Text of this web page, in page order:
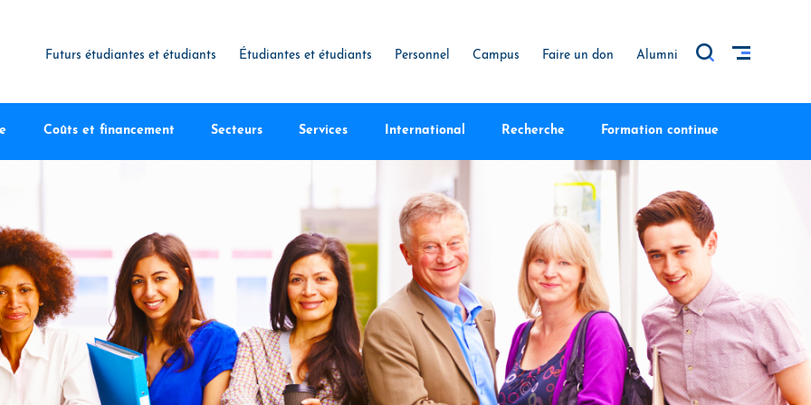
Futurs étudiantes et étudiants Étudiantes et étudiants Personnel Campus Faire un don Alumni
Coûts et financement Secteurs Services International Recherche Formation continue